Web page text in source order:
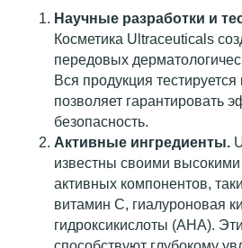
Научные разработки и
Косметика Ultraceuticals
передовых
Вся продукция тестируется
позволяет гарантировать
безопасность.
Активные ингредиенты.
известны своими
активных компонентов,
витамин C, гиалуроновая
гидроксикислоты (AHA).